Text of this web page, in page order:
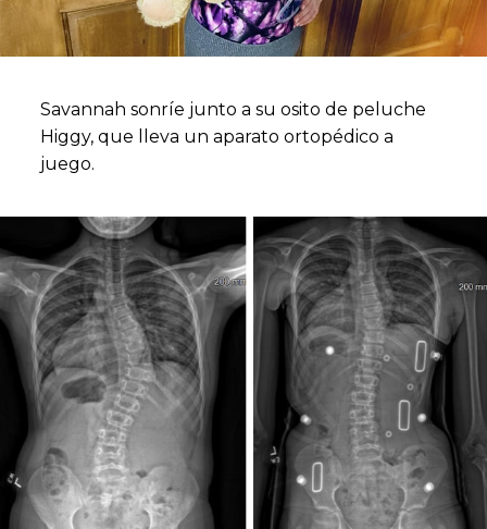
Savannah sonríe junto a su osito de peluche
Higgy, que lleva un aparato ortopédico a
juego.